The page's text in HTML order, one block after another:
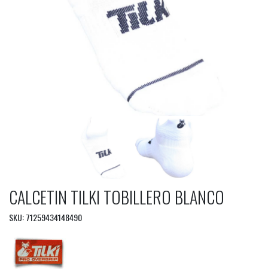
CALCETIN TILKI TOBILLERO BLANCO
SKU: 71259434148490